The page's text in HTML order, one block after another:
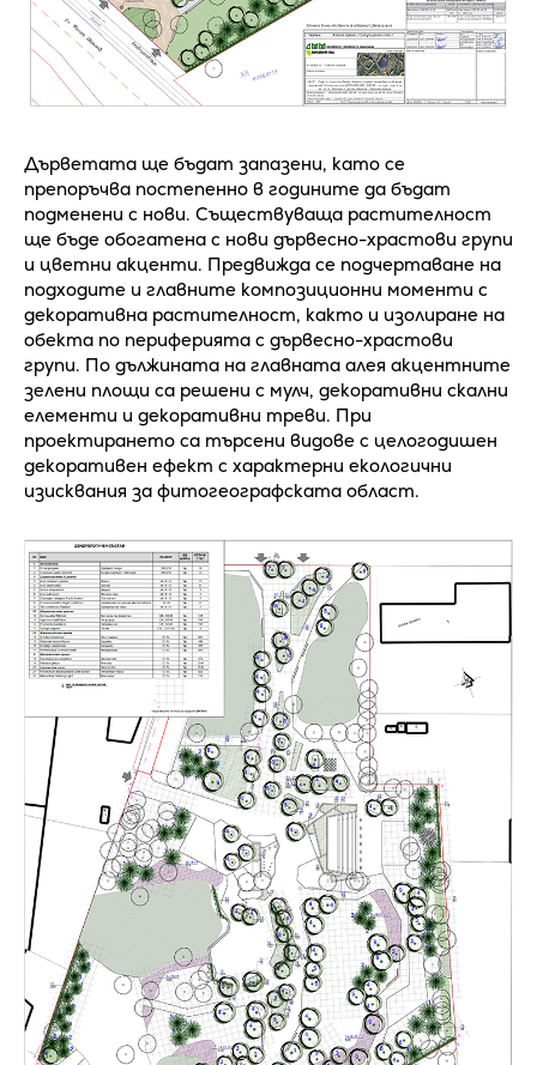
Дърветата ще бъдат запазени, като се
препоръчва постепенно в годините да бъдат
подменени с нови. Съществуваща растителност
ще бъде обогатена с нови дървесно-храстови групи
и цветни акценти. Предвижда се подчертаване на
подходите и главните композиционни моменти с
декоративна растителност, както и изолиране на
обекта по периферията с дървесно-храстови
групи. По дължината на главната алея акцентните
зелени площи са решени с мулч, декоративни скални
елементи и декоративни треви. При
проектирането са търсени видове с целогодишен
декоративен ефект с характерни екологични
изисквания за фитогеографската област.